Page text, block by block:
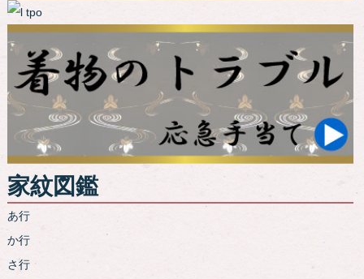
家紋図鑑
あ行
か行
さ行